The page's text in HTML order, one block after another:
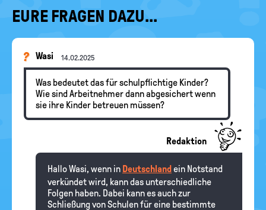
EURE FRAGEN DAZU...
Wasi 14.02.2025
Was bedeutet das für schulpflichtige Kinder?
Wie sind Arbeitnehmer dann abgesichert wenn
sie ihre Kinder betreuen müssen?
Redaktion
Hallo Wasi, wenn in Deutschland ein Notstand
verkündet wird, kann das unterschiedliche
Folgen haben. Dabei kann es auch zur
Schließung von Schulen für eine bestimmte